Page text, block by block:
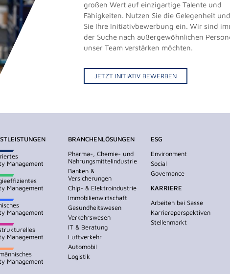
großen Wert auf einzigartige Talente und
Fähigkeiten. Nutzen Sie die Gelegenheit
Sie Ihre Initiativbewerbung ein. Wir sind
der Suche nach außergewöhnlichen
unser Team verstärken möchten.
JETZT INITIATIV BEWERBEN
Management
Management
Management
Management
Management
BRANCHENLÖSUNGEN
Pharma-, Chemie- und
Nahrungsmittelindustrie
Banken &
Versicherungen
Chip- & Elektroindustrie
Immobilienwirtschaft
Gesundheitswesen
Verkehrswesen
IT & Beratung
Luftverkehr
Automobil
Logistik
ESG
Environment
Social
Governance
KARRIERE
Arbeiten bei Sasse
Karriereperspektiven
Stellenmarkt